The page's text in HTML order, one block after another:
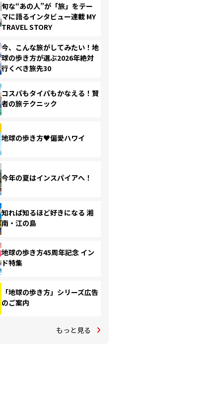
旬な“あの人”が「旅」をテー
マに語るインタビュー連載 MY
TRAVEL STORY
今、こんな旅がしてみたい！地
球の歩き方が選ぶ2026年絶対
行くべき旅先30
コスパもタイパもかなえる！賢
者の旅テクニック
地球の歩き方♥偏愛ハワイ
今年の夏はインスパイアへ！
知れば知るほど好きになる 湘
南・江の島
地球の歩き方45周年記念 イン
ド特集
「地球の歩き方」シリーズ広告
のご案内
もっと見る